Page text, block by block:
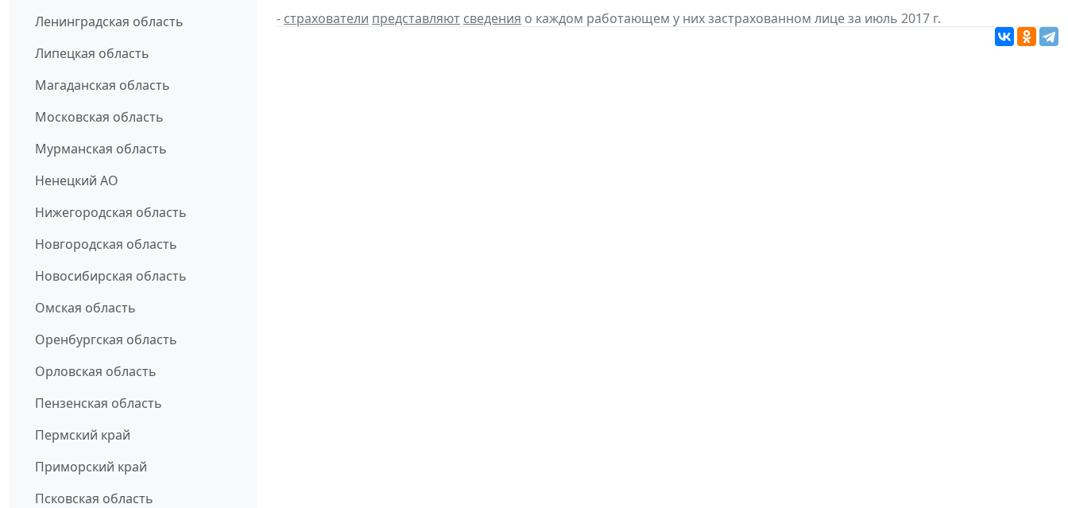
Ленинградская область
Липецкая область
Магаданская область
Московская область
Мурманская область
Ненецкий АО
Нижегородская область
Новгородская область
Новосибирская область
Омская область
Оренбургская область
Орловская область
Пензенская область
Пермский край
Приморский край
Псковская область
- страхователи представляют сведения о каждом работающем у них застрахованном лице за июль 2017 г.